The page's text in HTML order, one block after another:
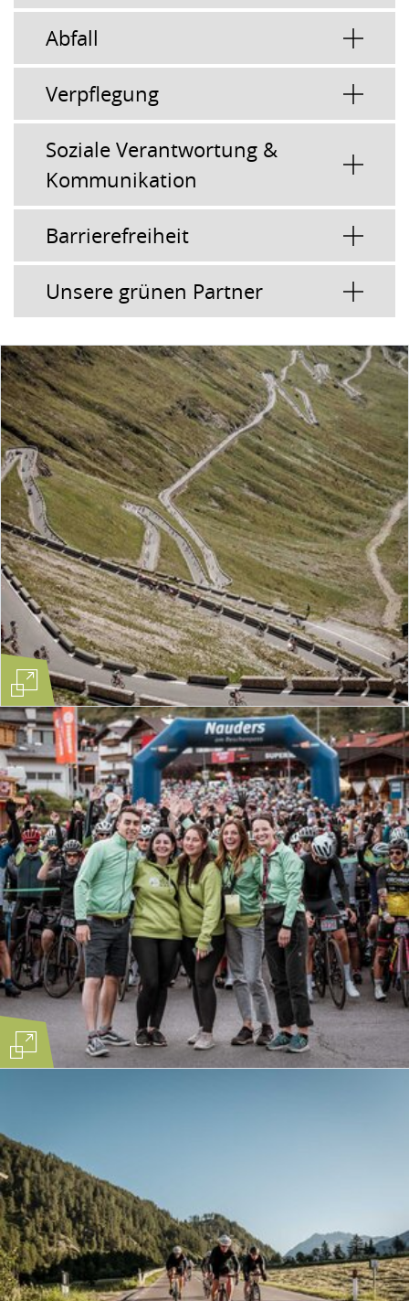
Abfall
Verpflegung
Soziale Verantwortung &
Kommunikation
Barrierefreiheit
Unsere grünen Partner